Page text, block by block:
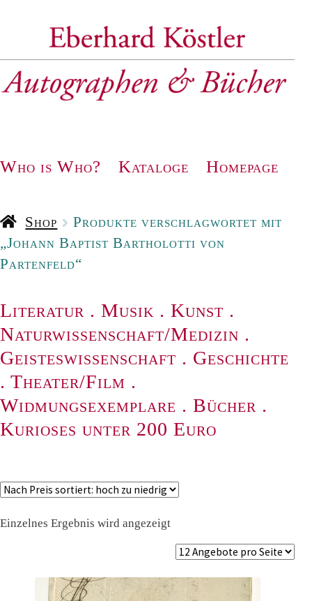
Navigation
Who is Who? Kataloge Homepage
Shop
Produkte verschlagwortet mit
„Johann Baptist Bartholotti von
Partenfeld“
Literatur . Musik . Kunst .
Naturwissenschaft/Medizin .
Geisteswissenschaft . Geschichte
. Theater/Film .
Widmungsexemplare . Bücher .
Kurioses unter 200 Euro
Einzelnes Ergebnis wird angezeigt